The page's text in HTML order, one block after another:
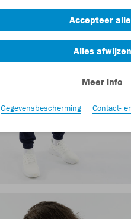
Accepteer
Alles afwijzen
Meer info
Gegevensbescherming Contact-